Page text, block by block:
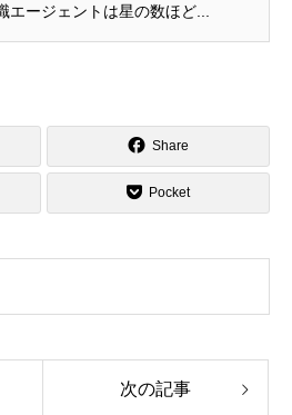
エージェントは星の数ほど...
Share
Pocket
次の記事